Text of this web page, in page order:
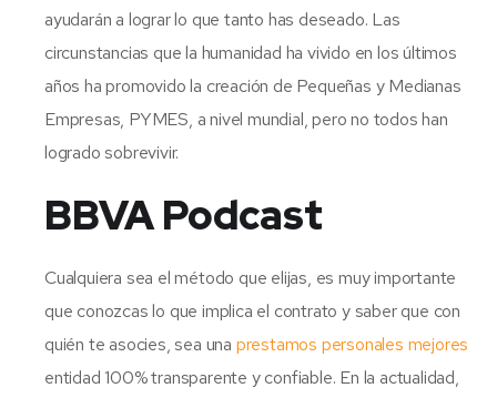
ayudarán a lograr lo que tanto has deseado. Las
circunstancias que la humanidad ha vivido en los últimos
años ha promovido la creación de Pequeñas y Medianas
Empresas, PYMES, a nivel mundial, pero no todos han
logrado sobrevivir.
BBVA Podcast
Cualquiera sea el método que elijas, es muy importante
que conozcas lo que implica el contrato y saber que con
quién te asocies, sea una prestamos personales mejores
entidad 100% transparente y confiable. En la actualidad,